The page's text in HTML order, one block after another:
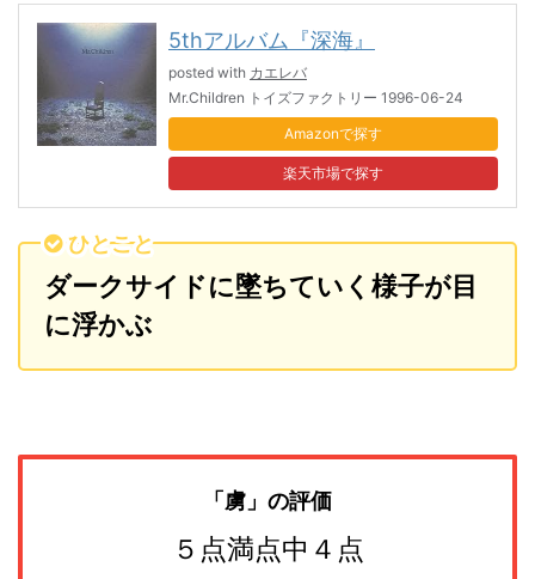
5thアルバム『深海』
posted with カエレバ
Mr.Children トイズファクトリー 1996-06-24
Amazon
楽天市場
ひとこと
ダークサイドに墜ちていく様子が目
に浮かぶ
「虜 」の評価
５点満点中４点